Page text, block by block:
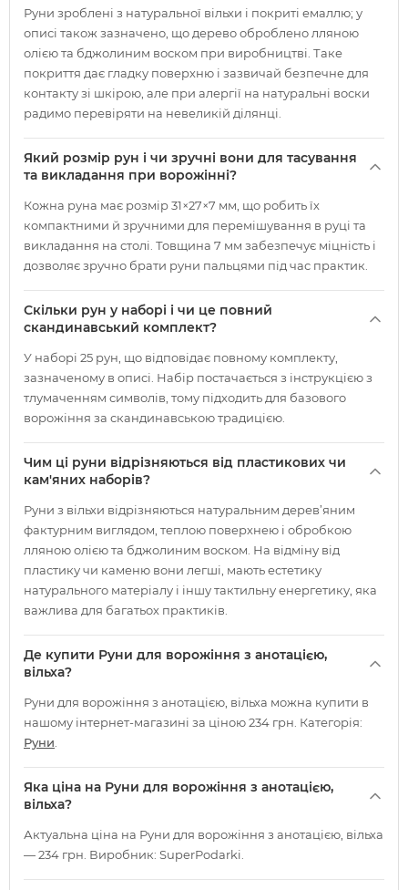
Руни зроблені з натуральної вільхи і покриті емаллю; у
описі також зазначено, що дерево оброблено лляною
олією та бджолиним воском при виробництві. Таке
покриття дає гладку поверхню і зазвичай безпечне для
контакту зі шкірою, але при алергії на натуральні воски
радимо перевіряти на невеликій ділянці.
Який розмір рун і чи зручні вони для тасування
та викладання при ворожінні?
Кожна руна має розмір 31×27×7 мм, що робить їх
компактними й зручними для перемішування в руці та
викладання на столі. Товщина 7 мм забезпечує міцність і
дозволяє зручно брати руни пальцями під час практик.
Скільки рун у наборі і чи це повний
скандинавський комплект?
У наборі 25 рун, що відповідає повному комплекту,
зазначеному в описі. Набір постачається з інструкцією з
тлумаченням символів, тому підходить для базового
ворожіння за скандинавською традицією.
Чим ці руни відрізняються від пластикових чи
кам'яних наборів?
Руни з вільхи відрізняються натуральним дерев’яним
фактурним виглядом, теплою поверхнею і обробкою
лляною олією та бджолиним воском. На відміну від
пластику чи каменю вони легші, мають естетику
натурального матеріалу і іншу тактильну енергетику, яка
важлива для багатьох практиків.
Де купити Руни для ворожіння з анотацією,
вільха?
Руни для ворожіння з анотацією, вільха можна купити в
нашому інтернет-магазині за ціною 234 грн. Категорія:
Руни
Яка ціна на Руни для ворожіння з анотацією,
вільха?
Актуальна ціна на Руни для ворожіння з анотацією, вільха
— 234 грн. Виробник: SuperPodarki.